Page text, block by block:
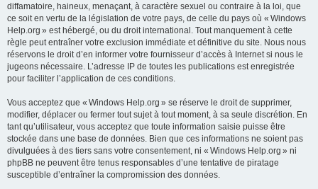
diffamatoire, haineux, menaçant, à caractère sexuel ou contraire à la loi, que
ce soit en vertu de la législation de votre pays, de celle du pays où « Windows
Help.org » est hébergé, ou du droit international. Tout manquement à cette
règle peut entraîner votre exclusion immédiate et définitive du site. Nous nous
réservons le droit d’en informer votre fournisseur d’accès à Internet si nous le
jugeons nécessaire. L’adresse IP de toutes les publications est enregistrée
pour faciliter l’application de ces conditions.
Vous acceptez que « Windows Help.org » se réserve le droit de supprimer,
modifier, déplacer ou fermer tout sujet à tout moment, à sa seule discrétion. En
tant qu’utilisateur, vous acceptez que toute information saisie puisse être
stockée dans une base de données. Bien que ces informations ne soient pas
divulguées à des tiers sans votre consentement, ni « Windows Help.org » ni
phpBB ne peuvent être tenus responsables d’une tentative de piratage
susceptible d’entraîner la compromission des données.